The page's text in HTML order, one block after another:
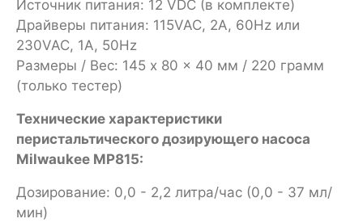
Источник питания: 12 VDC (в комплекте)
Драйверы питания: 115VAC, 2A, 60Hz или
230VAC, 1A, 50Hz
Размеры / Вес: 145 x 80 x 40 мм / 220 грамм
(только тестер)
Технические характеристики
перистальтического дозирующего насоса
Milwaukee MP815:
Дозирование: 0,0 - 2,2 литра/час (0,0 - 37 мл/
мин)